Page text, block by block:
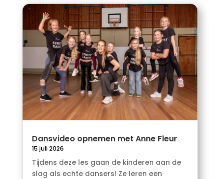
Dansvideo opnemen met Anne Fleur
15 juli 2026
Tijdens deze les gaan de kinderen aan de
slag als echte dansers! Ze leren een